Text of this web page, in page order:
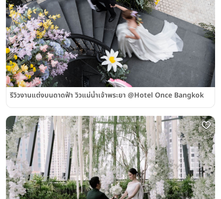
รีวิวงานแต่งบนดาดฟ้า วิวแม่น้ำเจ้าพระยา @Hotel Once Bangkok